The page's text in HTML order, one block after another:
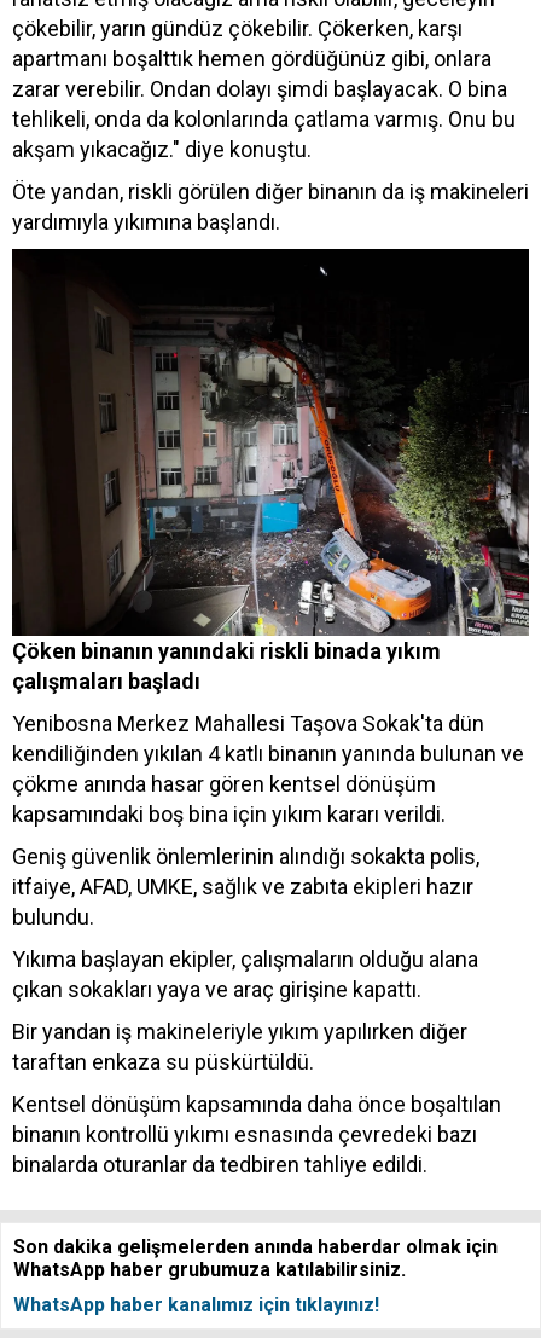
çökebilir, yarın gündüz çökebilir. Çökerken, karşı
apartmanı boşalttık hemen gördüğünüz gibi, onlara
zarar verebilir. Ondan dolayı şimdi başlayacak. O bina
tehlikeli, onda da kolonlarında çatlama varmış. Onu bu
akşam yıkacağız." diye konuştu.
Öte yandan, riskli görülen diğer binanın da iş makineleri
yardımıyla yıkımına başlandı.
Çöken binanın yanındaki riskli binada yıkım
çalışmaları başladı
Yenibosna Merkez Mahallesi Taşova Sokak'ta dün
kendiliğinden yıkılan 4 katlı binanın yanında bulunan ve
çökme anında hasar gören kentsel dönüşüm
kapsamındaki boş bina için yıkım kararı verildi.
Geniş güvenlik önlemlerinin alındığı sokakta polis,
itfaiye, AFAD, UMKE, sağlık ve zabıta ekipleri hazır
bulundu.
Yıkıma başlayan ekipler, çalışmaların olduğu alana
çıkan sokakları yaya ve araç girişine kapattı.
Bir yandan iş makineleriyle yıkım yapılırken diğer
taraftan enkaza su püskürtüldü.
Kentsel dönüşüm kapsamında daha önce boşaltılan
binanın kontrollü yıkımı esnasında çevredeki bazı
binalarda oturanlar da tedbiren tahliye edildi.
Son dakika gelişmelerden anında haberdar olmak için
WhatsApp haber grubumuza katılabilirsiniz.
WhatsApp haber kanalımız için tıklayınız!